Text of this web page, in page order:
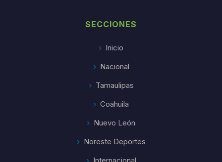
SECCIONES
Inicio
Nacional
Tamaulipas
Coahuila
Nuevo León
Noreste Deportes